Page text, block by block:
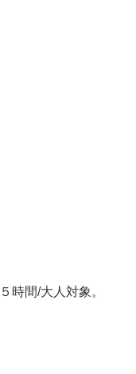
時間/大人対象。